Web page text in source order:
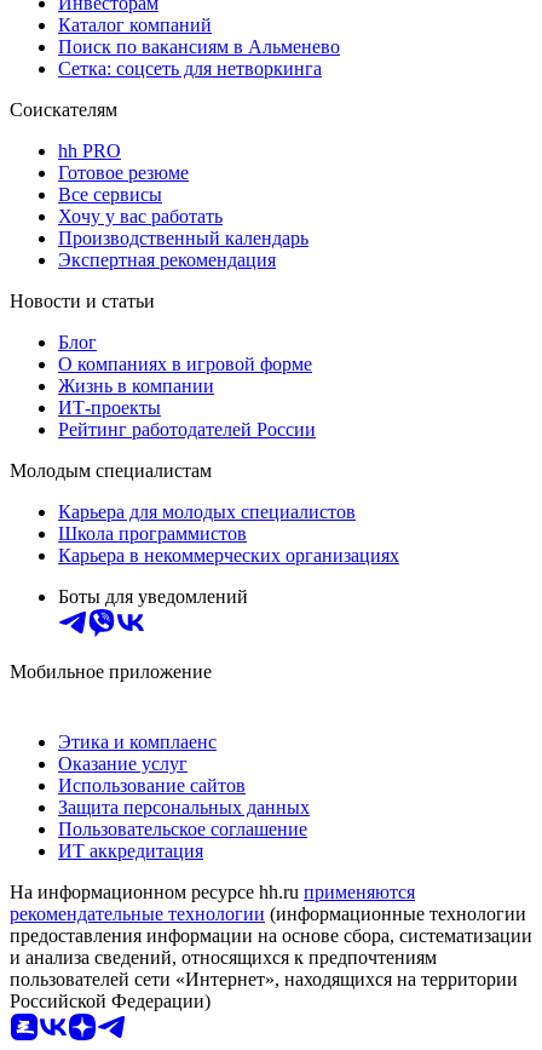
Каталог компаний
Поиск по вакансиям в Альменево
Сетка: соцсеть для нетворкинга
Соискателям
hh PRO
Готовое резюме
Все сервисы
Хочу у вас работать
Производственный календарь
Экспертная рекомендация
Новости и статьи
Блог
О компаниях в игровой форме
Жизнь в компании
ИТ-проекты
Рейтинг работодателей России
Молодым специалистам
Карьера для молодых специалистов
Школа программистов
Карьера в некоммерческих организациях
Боты для уведомлений
Мобильное приложение
Этика и комплаенс
Оказание услуг
Использование сайтов
Защита персональных данных
Пользовательское соглашение
ИТ аккредитация
На информационном ресурсе hh.ru применяются
рекомендательные технологии (информационные технологии
предоставления информации на основе сбора, систематизации
и анализа сведений, относящихся к предпочтениям
пользователей сети «Интернет», находящихся на территории
Российской Федерации)